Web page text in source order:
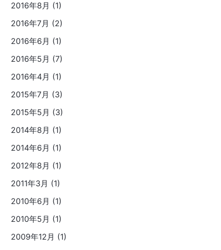
2016年8月 (1)
2016年7月 (2)
2016年6月 (1)
2016年5月 (7)
2016年4月 (1)
2015年7月 (3)
2015年5月 (3)
2014年8月 (1)
2014年6月 (1)
2012年8月 (1)
2011年3月 (1)
2010年6月 (1)
2010年5月 (1)
2009年12月 (1)